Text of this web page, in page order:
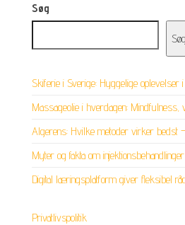
Søg
Søg
Skiferie i Sverige: Hyggelige oplevelser
Massageolie i hverdagen:
Algerens: Hvilke metoder virker bedst
Myter og fakta om
Digital læringsplatform giver fleksibel
Privatlivspolitik